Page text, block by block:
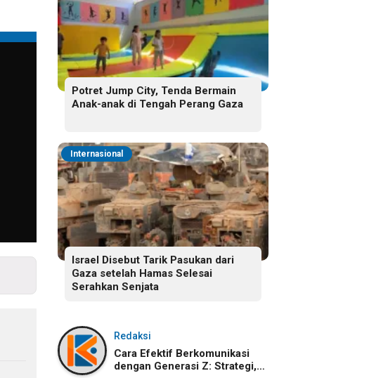
Potret Jump City, Tenda Bermain
Anak-anak di Tengah Perang Gaza
Internasional
Israel Disebut Tarik Pasukan dari
Gaza setelah Hamas Selesai
Serahkan Senjata
Redaksi
Cara Efektif Berkomunikasi
dengan Generasi Z: Strategi,